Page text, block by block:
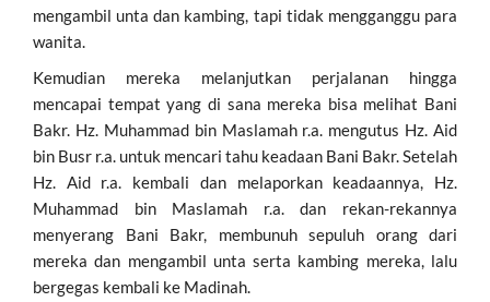
mengambil unta dan kambing, tapi tidak mengganggu para
wanita.
Kemudian mereka melanjutkan perjalanan hingga
mencapai tempat yang di sana mereka bisa melihat Bani
Bakr. Hz. Muhammad bin Maslamah r.a. mengutus Hz. Aid
bin Busr r.a. untuk mencari tahu keadaan Bani Bakr. Setelah
Hz. Aid r.a. kembali dan melaporkan keadaannya, Hz.
Muhammad bin Maslamah r.a. dan rekan-rekannya
menyerang Bani Bakr, membunuh sepuluh orang dari
mereka dan mengambil unta serta kambing mereka, lalu
bergegas kembali ke Madinah.